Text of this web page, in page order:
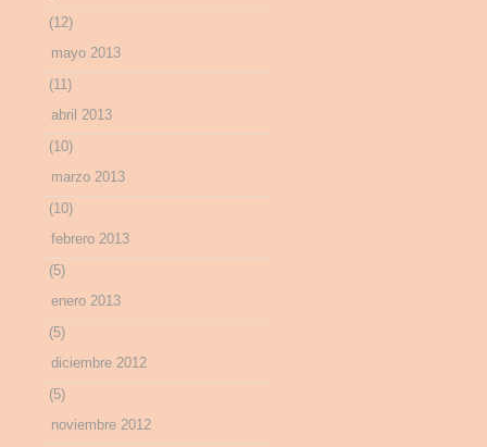
(12)
mayo 2013
(11)
abril 2013
(10)
marzo 2013
(10)
febrero 2013
(5)
enero 2013
(5)
diciembre 2012
(5)
noviembre 2012